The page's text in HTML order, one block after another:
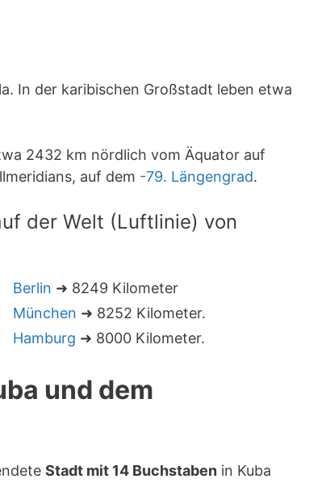
In der karibischen Großstadt leben etwa
2432 km nördlich vom Äquator auf
auf dem -79. Längengrad.
der Welt (Luftlinie) von
Berlin ➜ 8249 Kilometer
München ➜ 8252 Kilometer.
Hamburg ➜ 8000 Kilometer.
und dem
Stadt mit 14 Buchstaben in Kuba